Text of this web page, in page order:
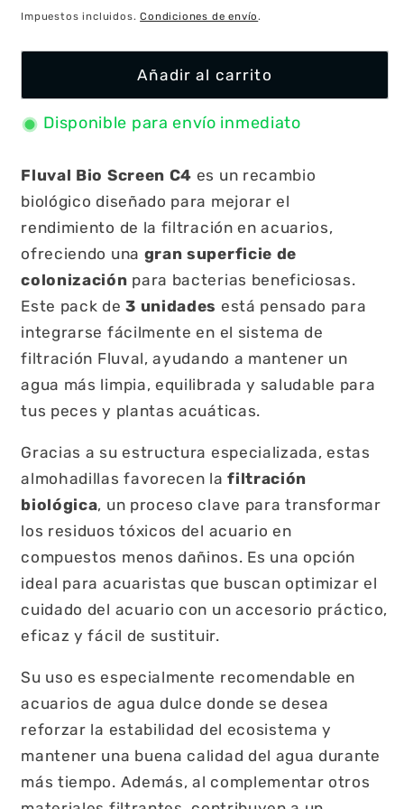
habitual
Impuestos incluidos.Condiciones de envío.
Añadir al carrito
Disponible para envío inmediato
Fluval Bio Screen C4 es un recambio
biológico diseñado para mejorar el
rendimiento de la filtración en acuarios,
ofreciendo una gran superficie de
colonización para bacterias beneficiosas.
Este pack de3 unidades está pensado para
integrarse fácilmente en el sistema de
filtración Fluval, ayudando a mantener un
agua más limpia, equilibrada y saludable para
tus peces y plantas acuáticas.
Gracias a su estructura especializada, estas
almohadillas favorecen lafiltración
biológica, un proceso clave para transformar
los residuos tóxicos del acuario en
compuestos menos dañinos. Es una opción
ideal para acuaristas que buscan optimizar el
cuidado del acuario con un accesorio práctico,
eficaz y fácil de sustituir.
Su uso es especialmente recomendable en
acuarios de agua dulce donde se desea
reforzar la estabilidad del ecosistema y
mantener una buena calidad del agua durante
más tiempo. Además, al complementar otros